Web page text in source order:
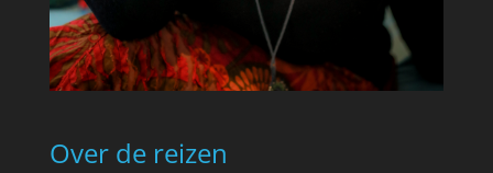
Over de reizen